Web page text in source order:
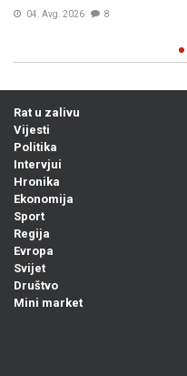
04. Avg. 2026 8
Rat u zalivu
Vijesti
Politika
Intervjui
Hronika
Ekonomija
Sport
Regija
Evropa
Svijet
Društvo
Mini market